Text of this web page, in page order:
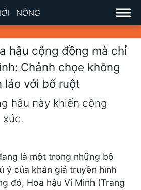
NÓNG
hậu cộng đồng mà chỉ
Chảnh chọe không
láo với bố ruột
hậu này khiến cộng
là một trong những bộ
ý của khán giả truyền hình
đó, Hoa hậu Vi Minh (Trang